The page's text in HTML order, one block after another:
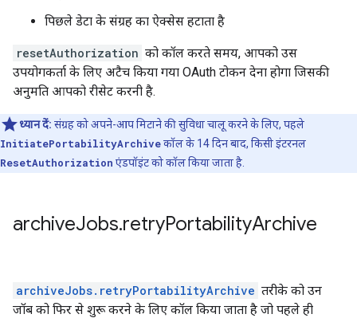
पिछले डेटा के संग्रह का ऐक्सेस हटाता है
resetAuthorization को कॉल करते समय, आपको उस
उपयोगकर्ता के लिए अटैच किया गया OAuth टोकन देना होगा जिसकी
अनुमति आपको रीसेट करनी है.
ध्यान दें: संग्रह को अपने-आप मिटाने की सुविधा चालू करने के लिए, पहले
InitiatePortabilityArchiveकॉल के 14 दिन बाद, किसी इंटरनल
ResetAuthorization एंडपॉइंट को कॉल किया जाता है.
archiveJobs.retryPortabilityArchive
archiveJobs.retryPortabilityArchive तरीके को उन
जॉब को फिर से शुरू करने के लिए कॉल किया जाता है जो पहले ही